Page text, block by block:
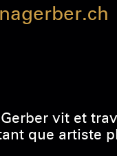
vit et
que artiste